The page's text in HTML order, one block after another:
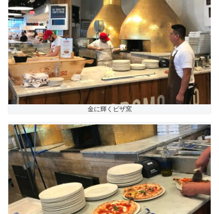
金に輝くピザ窯